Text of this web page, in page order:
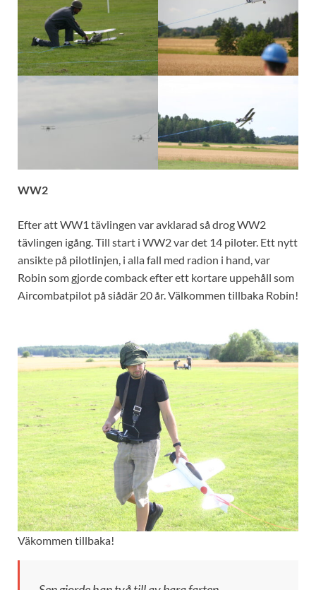
WW2
Efter att WW1 tävlingen var avklarad så drog WW2
tävlingen igång. Till start i WW2 var det 14 piloter. Ett nytt
ansikte på pilotlinjen, i alla fall med radion i hand, var
Robin som gjorde comback efter ett kortare uppehåll som
Aircombatpilot på siådär 20 år. Välkommen tillbaka Robin!
Väkommen tillbaka!